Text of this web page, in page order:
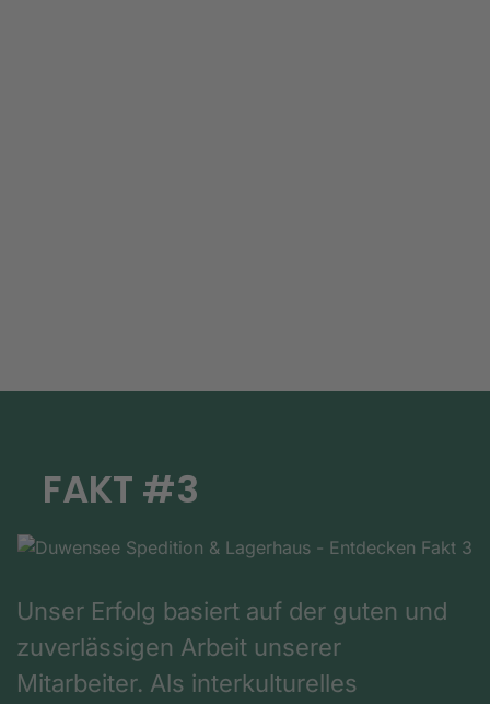
FAKT #3
Unser Erfolg basiert auf der guten und
zuverlässigen Arbeit unserer
Mitarbeiter. Als interkulturelles